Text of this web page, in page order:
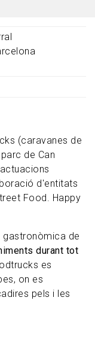
(caravanes de
de Can
d'entitats
Food. Happy
gastronòmica de
durant tot
es
on es
pels i les